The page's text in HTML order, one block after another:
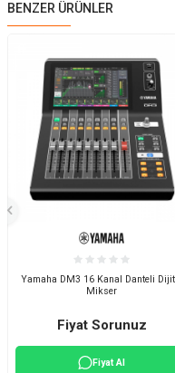
BENZER ÜRÜNLER
Yamaha DM3 16 Kanal Danteli
Mikser
Fiyat Sorunuz
Fiyat Al